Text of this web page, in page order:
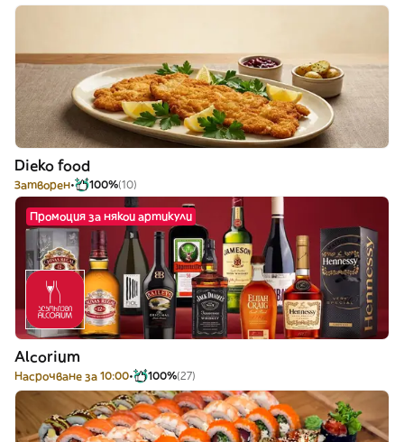
Dieko food
Затворен 100%(10)
Промоция за някои артикули
Alcorium
Насрочване за 10:00 100%(27)